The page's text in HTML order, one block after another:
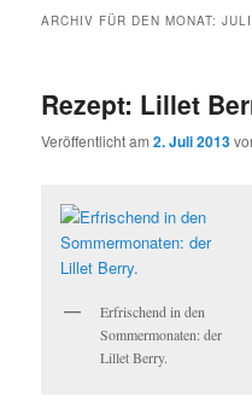
wechseln
ARCHIV FÜR DEN MONAT:
Rezept: Lillet
Veröffentlicht am2. Juli 2013
Erfrischend in den
Sommermonaten: der
Lillet Berry.